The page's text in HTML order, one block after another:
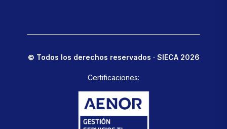
© Todos los derechos reservados · SIECA 2026
Certificaciones: